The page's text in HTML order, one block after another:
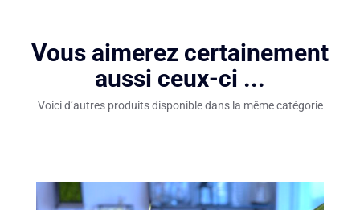
Vous aimerez certainement
aussi ceux-ci ...
Voici d’autres produits disponible dans la même catégorie